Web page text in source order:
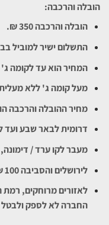
הובלה והרכבה:
הובלה והרכבה 350 ₪.
התשלום ישיר למוביל בבית,
המחיר הוא עד לקומה
מעל קומה ג' ללא מעלית, תוספת
מחיר ההובלה והרכבה
דרומית לבאר שבע ועד לערד /
מעבר לקו ערד /
לירושלים והסביבה 100 ₪ נוספים.
לאזורים מרוחקים,
החברה לא לספק